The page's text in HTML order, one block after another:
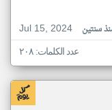
Jul 15, 2024
سنتين
عدد الكلمات: ٢٠٨